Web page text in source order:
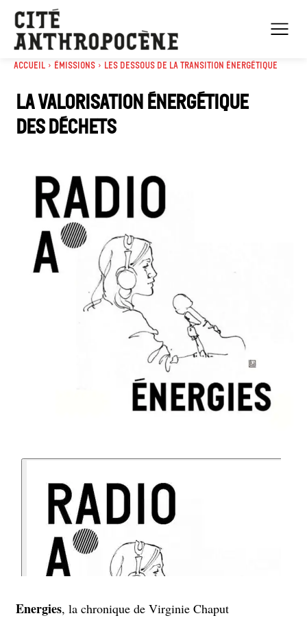
Accueil Émissions Les dessous de la transition énergétique
La valorisation énergétique
des déchets
Energies, la chronique de Virginie Chaput